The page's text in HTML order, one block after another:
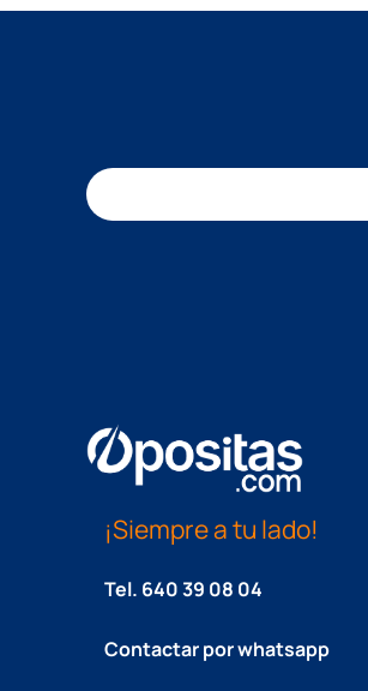
¡Siempre a tu lado!
Tel. 640 39 08 04
Contactar por whatsapp